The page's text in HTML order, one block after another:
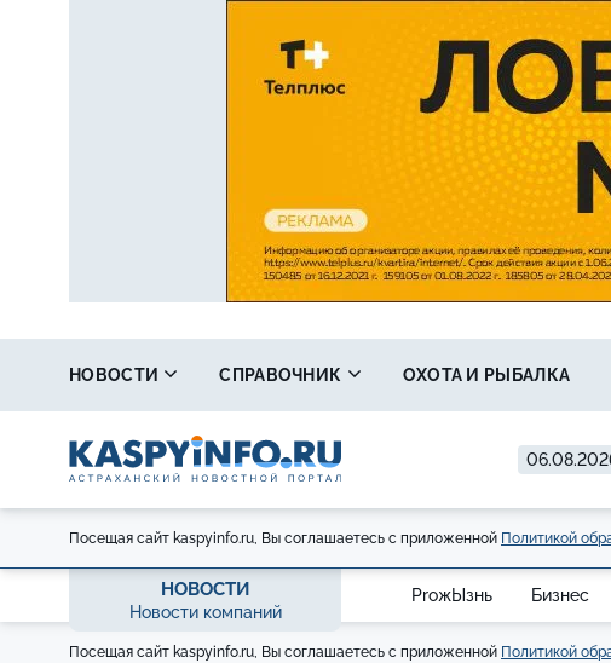
НОВОСТИ СПРАВОЧНИК ОХОТА И РЫБАЛКА
Посещая сайт kaspyinfo.ru, Вы соглашаетесь с приложенной Политикой
НОВОСТИ
Новости компаний
ProжЫзнь Бизнес
Посещая сайт kaspyinfo.ru, Вы соглашаетесь с приложенной Политикой